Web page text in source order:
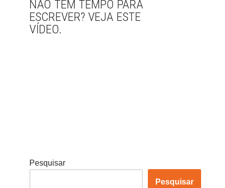
NÃO TEM TEMPO PARA
ESCREVER? VEJA ESTE
VÍDEO.
Pesquisar
Pesquisar